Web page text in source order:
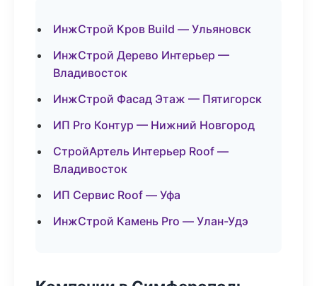
ИнжСтрой Кров Build — Ульяновск
ИнжСтрой Дерево Интерьер —
Владивосток
ИнжСтрой Фасад Этаж — Пятигорск
ИП Pro Контур — Нижний Новгород
СтройАртель Интерьер Roof —
Владивосток
ИП Сервис Roof — Уфа
ИнжСтрой Камень Pro — Улан-Удэ